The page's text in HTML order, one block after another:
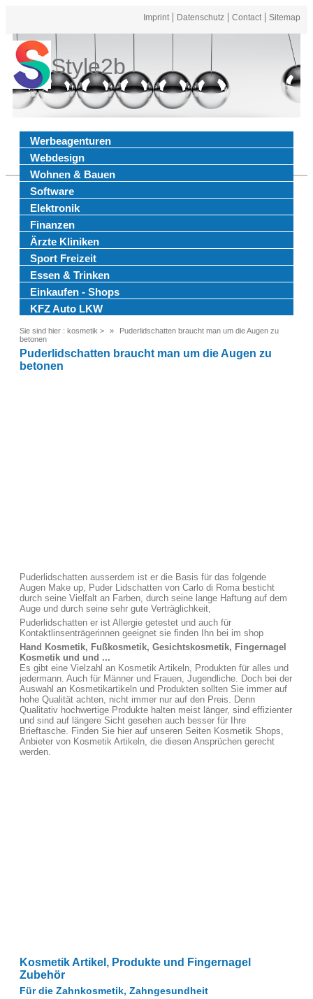
Imprint Datenschutz Contact Sitemap
Style2b
Werbeagenturen
Webdesign
Wohnen & Bauen
Software
Elektronik
Finanzen
Ärzte Kliniken
Sport Freizeit
Essen & Trinken
Einkaufen - Shops
KFZ Auto LKW
Sie sind hier : kosmetik >
Puderlidschatten braucht man um die Augen zu
betonen
Puderlidschatten braucht man um die Augen zu
betonen
Puderlidschatten ausserdem ist er die Basis für das folgende
Augen Make up, Puder Lidschatten von Carlo di Roma besticht
durch seine Vielfalt an Farben, durch seine lange Haftung auf dem
Auge und durch seine sehr gute Verträglichkeit,
Puderlidschatten er ist Allergie getestet und auch für
Kontaktlinsenträgerinnen geeignet sie finden Ihn bei im shop
Hand Kosmetik, Fußkosmetik, Gesichtskosmetik, Fingernagel
Kosmetik und und ...
Es gibt eine Vielzahl an Kosmetik Artikeln, Produkten für alles und
jedermann. Auch für Männer und Frauen, Jugendliche. Doch bei der
Auswahl an Kosmetikartikeln und Produkten sollten Sie immer auf
hohe Qualität achten, nicht immer nur auf den Preis. Denn
Qualitativ hochwertige Produkte halten meist länger, sind effizienter
und sind auf längere Sicht gesehen auch besser für Ihre
Brieftasche. Finden Sie hier auf unseren Seiten Kosmetik Shops,
Anbieter von Kosmetik Artikeln, die diesen Ansprüchen gerecht
werden.
Kosmetik Artikel, Produkte und Fingernagel
Zubehör
Für die Zahnkosmetik, Zahngesundheit